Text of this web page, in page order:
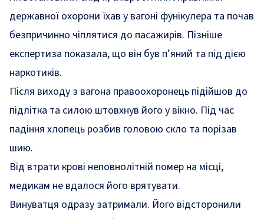
державної охорони їхав у вагоні фунікулера та почав
безпричинно чіплятися до пасажирів. Пізніше
експертиза показала, що він був п’яний та під дією
наркотиків.
Після виходу з вагона правоохоронець підійшов до
підлітка та силою штовхнув його у вікно. Під час
падіння хлопець розбив головою скло та порізав
шию.
Від втрати крові неповнолітній помер на місці,
медикам не вдалося його врятувати.
Винуватця одразу затримали. Його відсторонили